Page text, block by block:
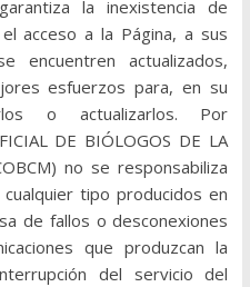
la inexistencia de
acceso a la Página, a sus
encuentren actualizados,
esfuerzos para, en su
o actualizarlos. Por
DE BIÓLOGOS DE LA
no se responsabiliza
tipo producidos en
de fallos o desconexiones
que produzcan la
del servicio del